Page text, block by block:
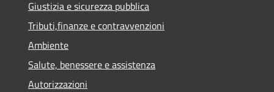
Giustizia e sicurezza pubblica
Tributi,finanze e contravvenzioni
Ambiente
Salute, benessere e assistenza
Autorizzazioni